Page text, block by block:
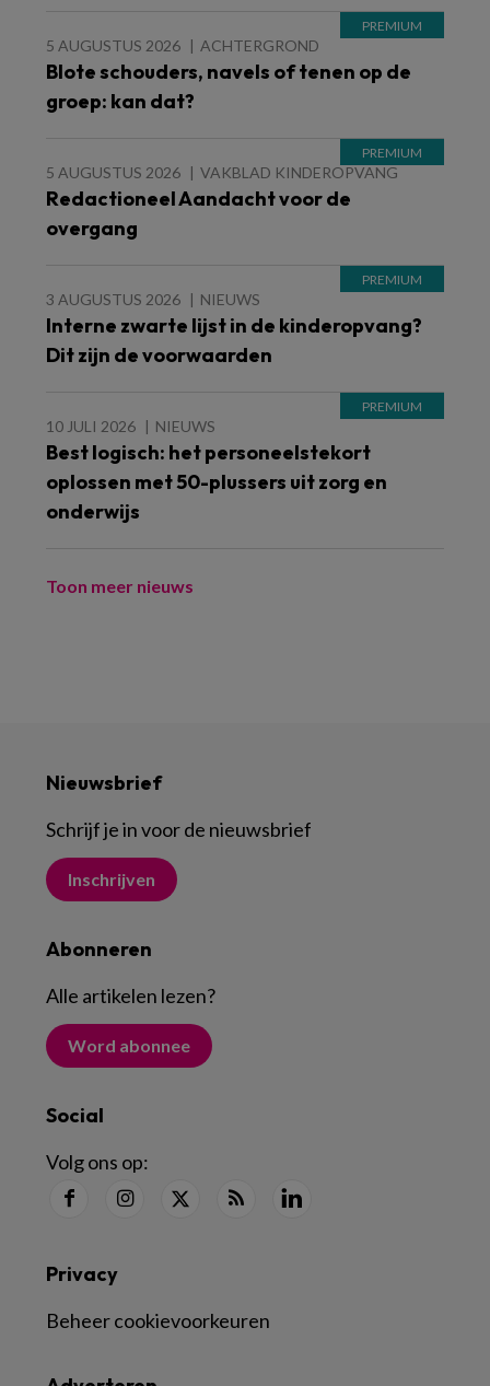
5 AUGUSTUS 2026 ACHTERGROND
Blote schouders, navels of tenen op de
groep: kan dat?
5 AUGUSTUS 2026 VAKBLAD KINDEROPVANG
Redactioneel Aandacht voor de
overgang
3 AUGUSTUS 2026 NIEUWS
Interne zwarte lijst in de kinderopvang?
Dit zijn de voorwaarden
10 JULI 2026 NIEUWS
Best logisch: het personeelstekort
oplossen met 50-plussers uit zorg en
onderwijs
Toon meer nieuws
Nieuwsbrief
Schrijf je in voor de nieuwsbrief
Inschrijven
Abonneren
Alle artikelen lezen?
Word abonnee
Social
Volg ons op:
Privacy
Beheer cookievoorkeuren